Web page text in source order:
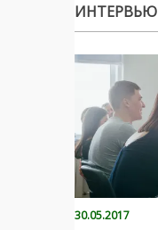
ИНТЕРВЬЮ
30.05.2017